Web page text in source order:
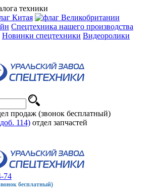
техники
Спецтехника нашего производства
Новинки спецтехники Видеоролики
продаж (звонок бесплатный)
114) отдел запчастей
74
бесплатный)